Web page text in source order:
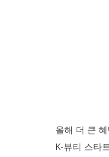
올해 더 큰
K-뷰티 스타